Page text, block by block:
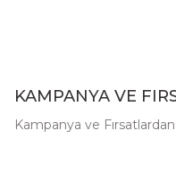
KAMPANYA VE
Kampanya ve